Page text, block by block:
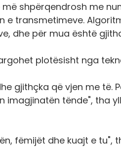
shpërqendrosh me
e transmetimeve.
dhe për mua është
plotësisht nga
gjithçka që vjen me të.
imagjinatën tënde", tha
fëmijët dhe kuajt e tu",